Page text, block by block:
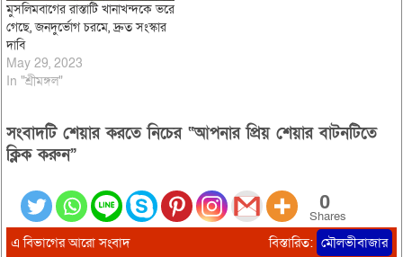
মুসলিমবাগের রাস্তাটি খানাখন্দকে ভরে
গেছে, জনদুর্ভোগ চরমে, দ্রুত সংস্কার
দাবি
May 29, 2023
In "শ্রীমঙ্গল"
সংবাদটি শেয়ার করতে নিচের “আপনার প্রিয় শেয়ার বাটনটিতে
ক্লিক করুন”
0
Shares
এ বিভাগের আরো সংবাদ বিস্তারিত: মৌলভীবাজার